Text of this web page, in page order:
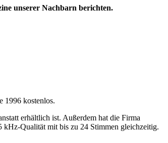
unserer Nachbarn berichten.
1996 kostenlos.
erhältlich ist. Außerdem hat die Firma
Qualität mit bis zu 24 Stimmen gleichzeitig.